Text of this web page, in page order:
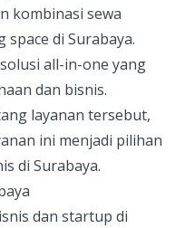
kombinasi sewa
di Surabaya.
solusi all-in-one yang
dan bisnis.
layanan tersebut,
ini menjadi pilihan
di Surabaya.
dan startup di